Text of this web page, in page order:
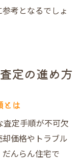
くコツ
心の理由
秘訣とは
サポート体制
考となるでしょ
定の進め方
とは
定手順が不可欠
価格やトラブル
んらん住宅で